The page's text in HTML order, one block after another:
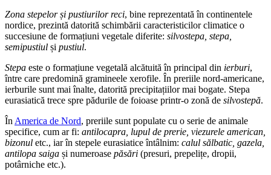
Zona stepelor și pustiurilor reci, bine reprezentată în continentele
nordice, prezintă datorită schimbării caracteristicilor climatice o
succesiune de formațiuni vegetale diferite: silvostepa, stepa,
semipustiul și pustiul.
Stepa este o formațiune vegetală alcătuită în principal din ierburi,
între care predomină gramineele xerofile. În preriile nord-americane,
ierburile sunt mai înalte, datorită precipitațiilor mai bogate. Stepa
eurasiatică trece spre pădurile de foioase printr-o zonă de silvostepă.
În America de Nord, preriile sunt populate cu o serie de animale
specifice, cum ar fi: antilocapra, lupul de prerie, viezurele american,
bizonul etc., iar în stepele eurasiatice întâlnim: calul sălbatic, gazela,
antilopa saiga și numeroase păsări (presuri, prepelițe, dropii,
potârniche etc.).